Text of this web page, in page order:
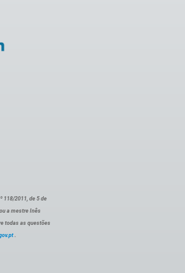
118/2011, de 5 de
a mestre Inês
todas as questões
.